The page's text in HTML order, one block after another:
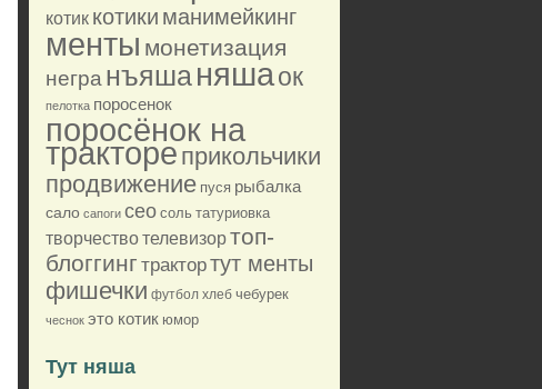
котик котики манимейкинг
менты монетизация
негра нъяшаняшаок
пелотка поросенок
поросёнок на
трактореприкольчики
продвижение пуся рыбалка
сало сапоги сео соль татуриовка
творчествотелевизортоп-
блоггинг трактортут менты
фишечки футбол хлеб чебурек
чеснок это котик юмор
Тут няша